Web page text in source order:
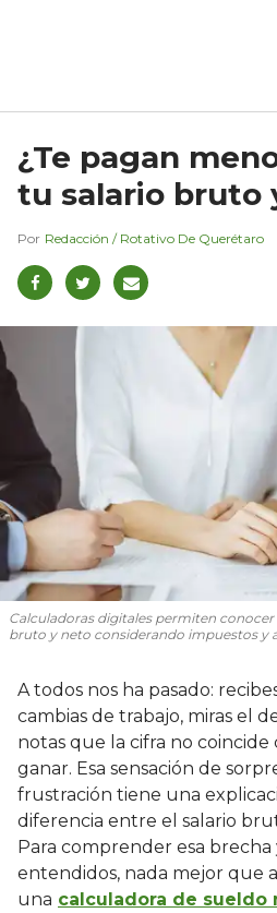
¿Te pagan
tu salario bruto
Redacción / Rotativo De Querétaro
Calculadoras digitales permiten
bruto y neto considerando impuestos y
A todos nos ha pasado:
cambias de trabajo, miras el
notas que la cifra no
ganar. Esa sensación de
frustración tiene una
diferencia entre el salario
Para comprender esa brecha
entendidos, nada mejor que
una calculadora de sueldo